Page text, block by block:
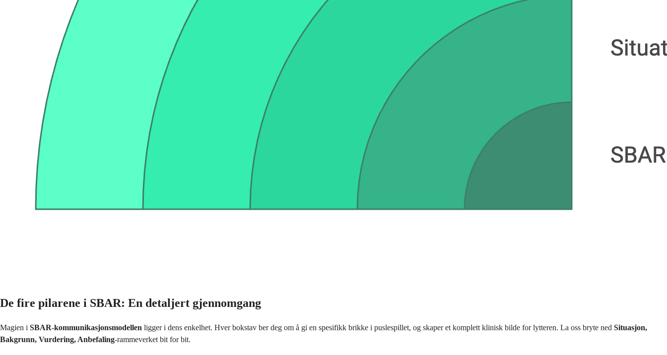
De fire pilarene i SBAR: En detaljert gjennomgang
Magien i SBAR-kommunikasjonsmodellen ligger i dens enkelhet. Hver bokstav ber deg om å gi en spesifikk brikke i puslespillet, og skaper et komplett klinisk bilde for lytteren. La oss bryte ned Situasjon,
Bakgrunn, Vurdering, Anbefaling-rammeverket bit for bit.